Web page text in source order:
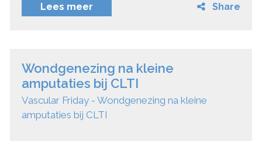
Lees meer
Share
Wondgenezing na kleine
amputaties bij CLTI
Vascular Friday - Wondgenezing na kleine
amputaties bij CLTI